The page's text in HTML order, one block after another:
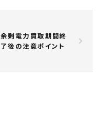
余剰電力買取期間終
了後の注意ポイント